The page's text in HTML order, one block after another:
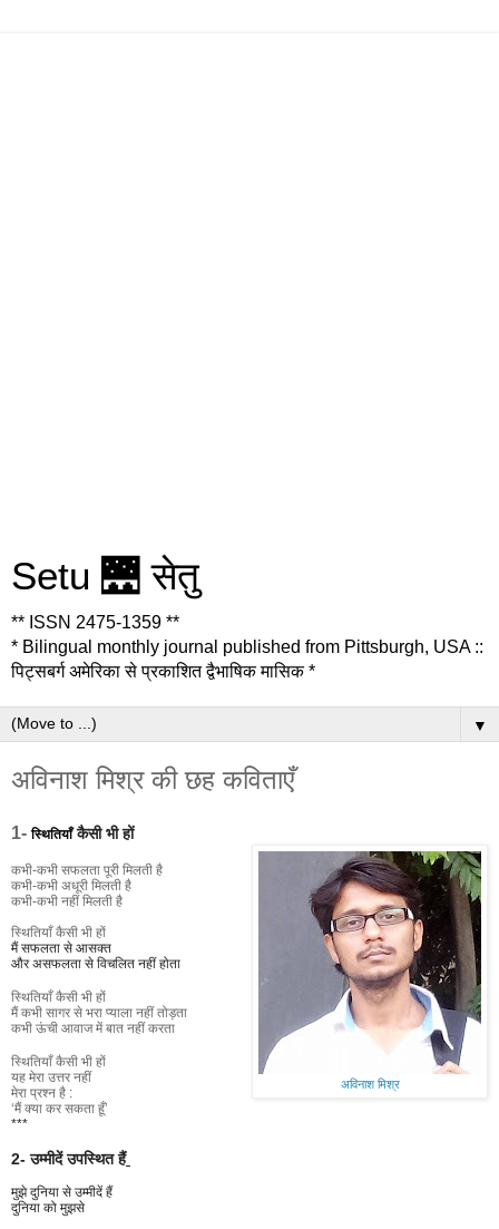
Setu 🌉 सेतु
** ISSN 2475-1359 **
* Bilingual monthly journal published from Pittsburgh, USA ::
पिट्सबर्ग अमेरिका से प्रकाशित द्वैभाषिक मासिक *
▼
अविनाश मिश्र की छह कविताएँ
1-स्थितियाँकैसी भी हों
अविनाश मिश्र
कभी-कभी सफलता पूरी मिलती है
कभी-कभी अधूरी मिलती है
कभी-कभी नहीं मिलती है
स्थितियाँ कैसी भी हों
मैं सफलता से आसक्त
और असफलता से विचलित नहीं होता
स्थितियाँ कैसी भी हों
मैं कभी सागर से भरा प्याला नहीं तोड़ता
कभी ऊंची आवाज में बात नहीं करता
स्थितियाँ कैसी भी हों
यह मेरा उत्तर नहीं
मेरा प्रश्न है :
‘मैं क्या कर सकता हूँ’
***
2- उम्मीदें उपस्थित हैं
मुझे दुनिया से उम्मीदें हैं
दुनिया को मुझसे